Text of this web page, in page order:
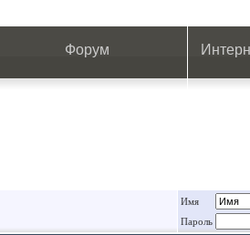
Форум
Имя
Пароль